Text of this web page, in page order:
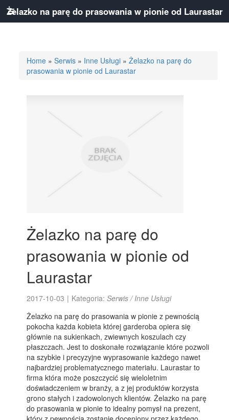
Home »Serwis » Inne Usługi »Żelazko na parę do
prasowania w pionie od Laurastar
Żelazko na parę do
prasowania w pionie od
Laurastar
2017-10-03 | Kategoria:Serwis / Inne Usługi
Żelazko na parę do prasowania w pionie z pewnością
pokocha każda kobieta której garderoba opiera się
głównie na sukienkach, zwiewnych koszulach czy
płaszczach. Jest to doskonałe rozwiązanie które pozwoli
na szybkie i precyzyjne wyprasowanie każdego nawet
najbardziej problematycznego materiału. Laurastar to
firma która może poszczycić się wieloletnim
doświadczeniem w branży, a z jej produktów korzysta
grono stałych i zadowolonych klientów. Żelazko na parę
do prasowania w pionie to idealny pomysł na prezent,
Żelazko na parę do prasowania w pionie od Laurastar